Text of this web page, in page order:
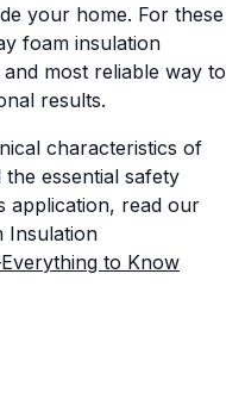
your home. For these
foam insulation
most reliable way to
results.
characteristics of
essential safety
application, read our
Insulation
to Know